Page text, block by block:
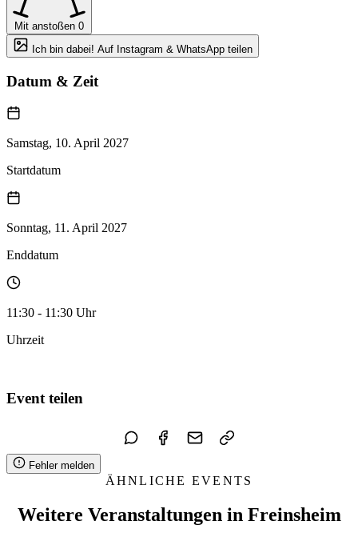
Mit anstoßen 0
Ich bin dabei! Auf Instagram & WhatsApp teilen
Datum & Zeit
Samstag, 10. April 2027
Startdatum
Sonntag, 11. April 2027
Enddatum
11:30 - 11:30 Uhr
Uhrzeit
Event teilen
Fehler melden
ÄHNLICHE EVENTS
Weitere Veranstaltungen in Freinsheim